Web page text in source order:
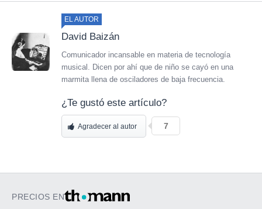
EL AUTOR
David Baizán
Comunicador incansable en materia de tecnología
musical. Dicen por ahí que de niño se cayó en una
marmita llena de osciladores de baja frecuencia.
¿Te gustó este artículo?
Agradecer al autor 7
PRECIOS EN